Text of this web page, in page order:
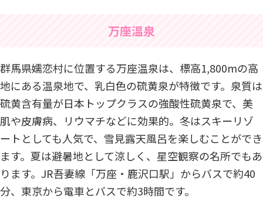
万座温泉
群馬県嬬恋村に位置する万座温泉は、標高1,800mの高
地にある温泉地で、乳白色の硫黄泉が特徴です。泉質は
硫黄含有量が日本トップクラスの強酸性硫黄泉で、美
肌や皮膚病、リウマチなどに効果的。冬はスキーリゾ
ートとしても人気で、雪見露天風呂を楽しむことができ
ます。夏は避暑地として涼しく、星空観察の名所でもあ
ります。JR吾妻線「万座・鹿沢口駅」からバスで約40
分、東京から電車とバスで約3時間です。